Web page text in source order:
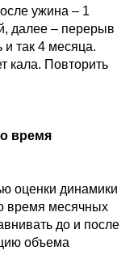
ужина – 1
далее – перерыв
и так 4 месяца.
кала. Повторить
время
оценки динамики
время месячных
до и после
объема